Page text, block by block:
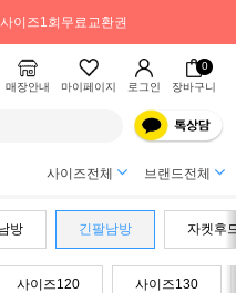
사이즈1회무료교환권
매장안내 마이페이지 로그인
0
장바구니
사이즈전체 브랜드전체
방 긴팔남방 자켓후
사이즈120 사이즈130